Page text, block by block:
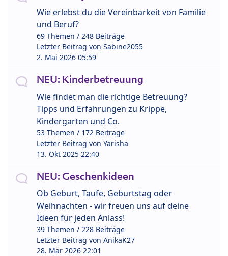
Wie erlebst du die Vereinbarkeit von Familie
und Beruf?
69 Themen / 248 Beiträge
Letzter Beitrag von Sabine2055
2. Mai 2026 05:59
NEU: Kinderbetreuung
Wie findet man die richtige Betreuung?
Tipps und Erfahrungen zu Krippe,
Kindergarten und Co.
53 Themen / 172 Beiträge
Letzter Beitrag von Yarisha
13. Okt 2025 22:40
NEU: Geschenkideen
Ob Geburt, Taufe, Geburtstag oder
Weihnachten - wir freuen uns auf deine
Ideen für jeden Anlass!
39 Themen / 228 Beiträge
Letzter Beitrag von AnikaK27
28. Mär 2026 22:01